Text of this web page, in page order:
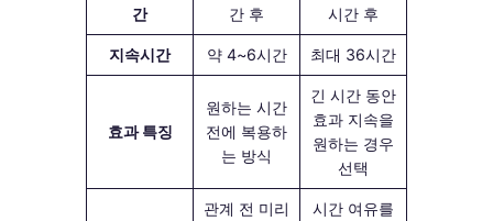
간
간 후
시간 후
지속시간 약 4~6시간 최대 36시간
효과 특징
원하는 시간
전에 복용하
는 방식
긴 시간 동안
효과 지속을
원하는 경우
선택
관계 전 미리
시간 여유를